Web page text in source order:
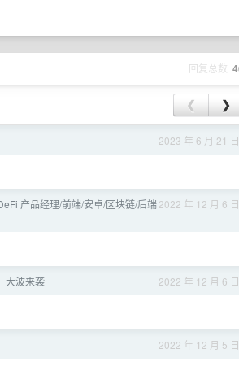
回复总数
❮ ❯
2023 年 6 月 21 日
2022 年 12 月 6 日
产品经理/前端/安卓/区块链/后端
2022 年 12 月 6 日
大波来袭
2022 年 12 月 5 日